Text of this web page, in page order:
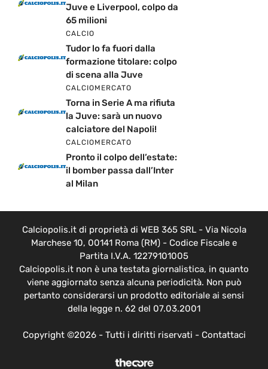
Juve e Liverpool, colpo da
65 milioni
CALCIO
Tudor lo fa fuori dalla
formazione titolare: colpo
di scena alla Juve
CALCIOMERCATO
Torna in Serie A ma rifiuta
la Juve: sarà un nuovo
calciatore del Napoli!
CALCIOMERCATO
Pronto il colpo dell’estate:
il bomber passa dall’Inter
al Milan
Calciopolis.it di proprietà di WEB 365 SRL - Via Nicola
Marchese 10, 00141 Roma (RM) - Codice Fiscale e
Partita I.V.A. 12279101005
Calciopolis.it non è una testata giornalistica, in quanto
viene aggiornato senza alcuna periodicità. Non può
pertanto considerarsi un prodotto editoriale ai sensi
della legge n. 62 del 07.03.2001
Copyright ©2026 - Tutti i diritti riservati - Contattaci